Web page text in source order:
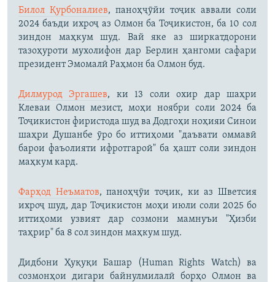
Билол Қурбоналиев, паноҳҷӯйи тоҷик аввали соли
2024 баъди ихроҷ аз Олмон ба Тоҷикистон, ба 10 сол
зиндон маҳкум шуд. Вай яке аз ширкатдорони
тазоҳуроти мухолифон дар Берлин ҳангоми сафари
президент Эмомалӣ Раҳмон ба Олмон буд.
Дилмурод Эргашев, ки 13 соли охир дар шаҳри
Клеваи Олмон мезист, моҳи ноябри соли 2024 ба
Тоҷикистон фиристода шуд ва Додгоҳи ноҳияи Синои
шаҳри Душанбе ӯро бо иттиҳоми "даъвати оммавӣ
барои фаъолияти ифротгароӣ" ба ҳашт соли зиндон
маҳкум кард.
Фарҳод Неъматов, паноҳҷӯи тоҷик, ки аз Шветсия
ихроҷ шуд, дар Тоҷикистон моҳи июли соли 2025 бо
иттиҳоми узвият дар созмони мамнуъи "Ҳизби
таҳрир" ба 8 сол зиндон маҳкум шуд.
Дидбони Ҳуқуқи Башар (Human Rights Watch) ва
созмонҳои дигари байнулмилалӣ борҳо Олмон ва